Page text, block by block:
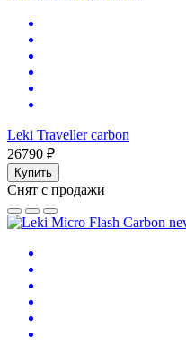
Leki Traveller carbon
26790 ₽
Купить
Снят с продажи